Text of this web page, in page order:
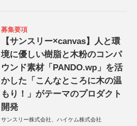
募集要項
【サンスリー×canvas】人と環
境に優しい樹脂と木粉のコンパ
ウンド素材「PANDO.wp」を活
かした「こんなところに木の温
もり！」がテーマのプロダクト
開発
サンスリー株式会社、ハイケム株式会社